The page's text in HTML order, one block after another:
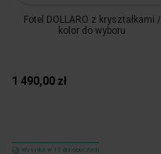
Fotel DOLLARO z kryształkami /
kolor do wyboru
1 490,00 zł
Wysyłka w 17 dni roboczych